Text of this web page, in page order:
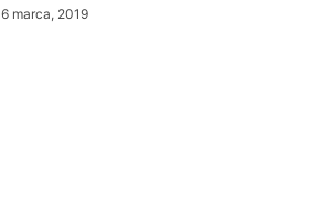
6 marca, 2019